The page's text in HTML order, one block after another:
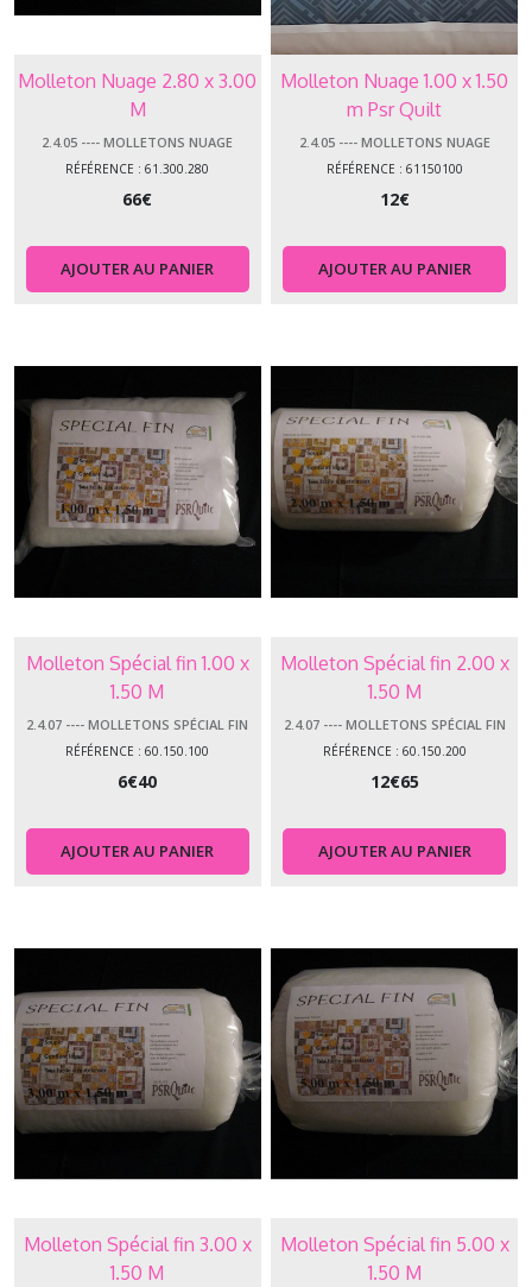
Molleton Nuage 2.80 x 3.00
M
2.4.05 ---- MOLLETONS NUAGE
RÉFÉRENCE : 61.300.280
66€
AJOUTER AU PANIER
Molleton Nuage 1.00 x 1.50
m Psr Quilt
2.4.05 ---- MOLLETONS NUAGE
RÉFÉRENCE : 61150100
12€
AJOUTER AU PANIER
Molleton Spécial fin 1.00 x
1.50 M
2.4.07 ---- MOLLETONS SPÉCIAL FIN
RÉFÉRENCE : 60.150.100
6€40
AJOUTER AU PANIER
Molleton Spécial fin 2.00 x
1.50 M
2.4.07 ---- MOLLETONS SPÉCIAL FIN
RÉFÉRENCE : 60.150.200
12€65
AJOUTER AU PANIER
Molleton Spécial fin 3.00 x
1.50 M
Molleton Spécial fin 5.00 x
1.50 M